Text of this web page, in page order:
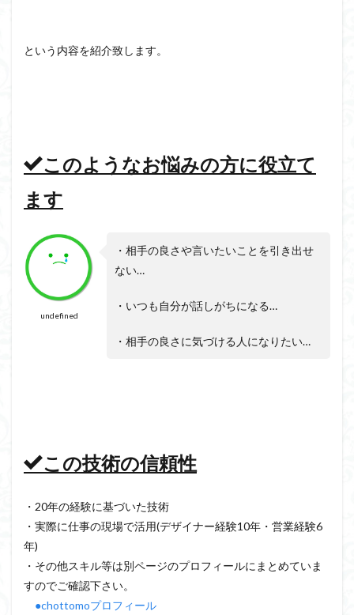
という内容を紹介致します。
このようなお悩みの方に役立て
ます
undefined
・相手の良さや言いたいことを引き出せ
ない…
・いつも自分が話しがちになる…
・相手の良さに気づける人になりたい…
この技術の信頼性
・20年の経験に基づいた技術
・実際に仕事の現場で活用(デザイナー経験10年・営業経験6
年)
・その他スキル等は別ページのプロフィールにまとめていま
すのでご確認下さい。
●chottomoプロフィール